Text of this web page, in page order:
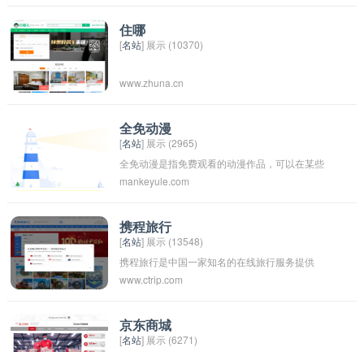
住哪
[名站] 展示 (10370)
www.zhuna.cn
全免动漫
[名站] 展示 (2965)
全免动漫是指免费观看的动漫作品，可以在某些
平台或网站上免费在线观看或下载。这些免费动
用户免费观看的。全免动漫在帮助用户节省费用
的同时，也方便了更多人欣赏到优质的动漫作
品。
mankeyule.com
携程旅行
[名站] 展示 (13548)
携程旅行是中国一家知名的在线旅行服务提供
商，成立于1999年，总部位于北京。携程旅行提
费者提供便捷、可靠的旅行预订服务。携程旅行
在中国旅行服务市场占有很高的份额，被认为是
www.ctrip.com
京东商城
[名站] 展示 (6271)